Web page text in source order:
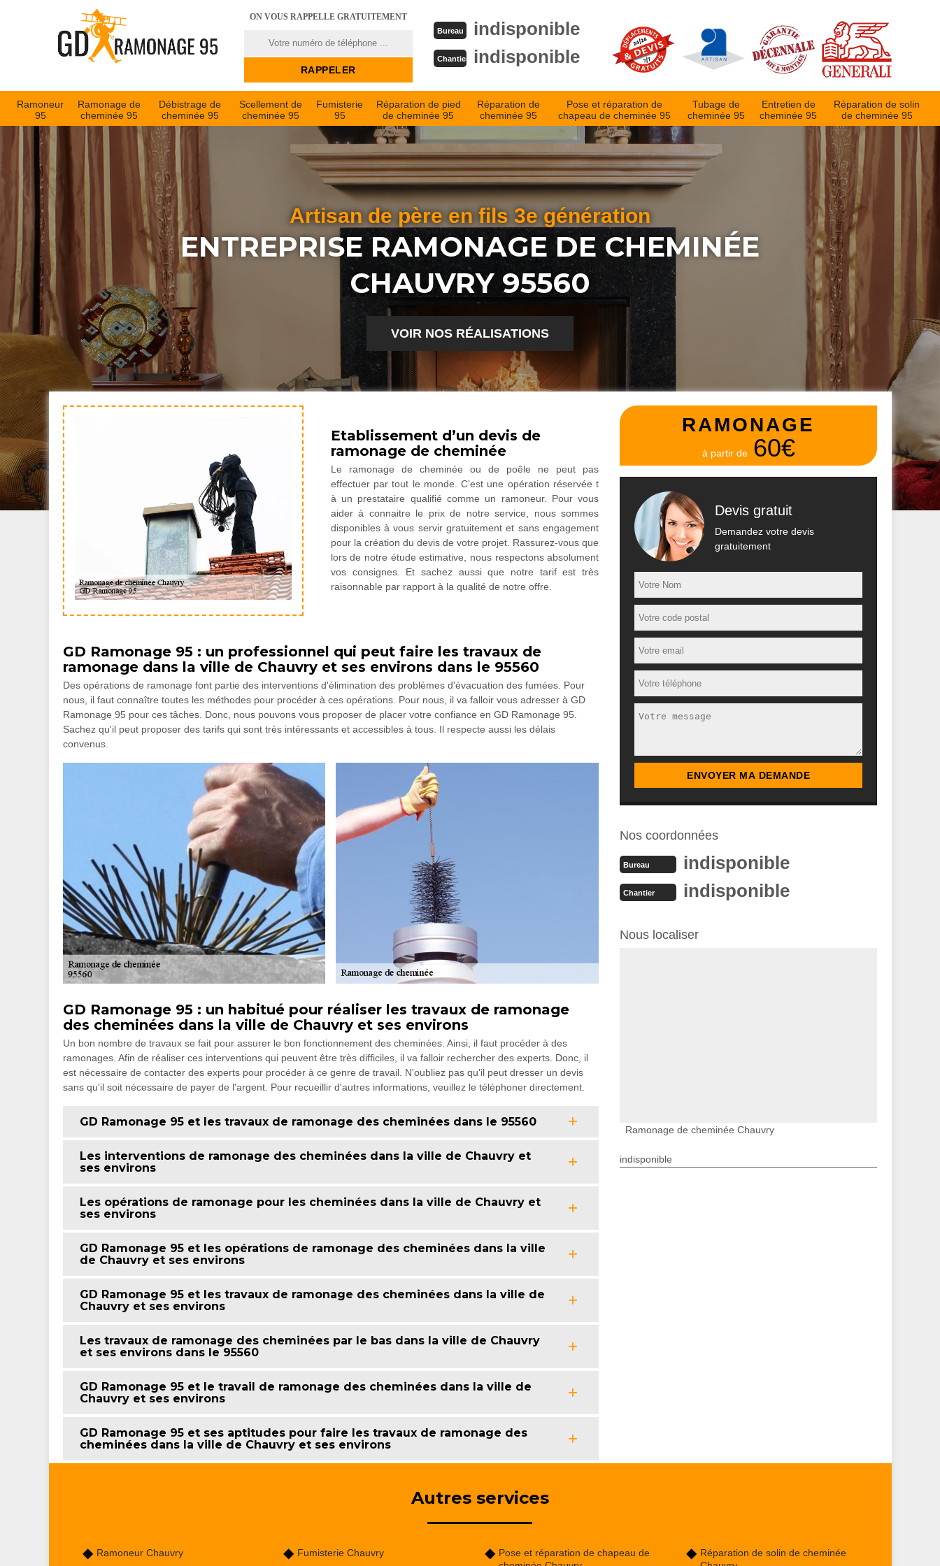
ON VOUS RAPPELLE GRATUITEMENT
Bureau indisponible
Chantier indisponible
Ramoneur
95
Ramonage de
cheminée 95
Débistrage de
cheminée 95
Scellement de
cheminée 95
Fumisterie
95
Réparation de pied
de cheminée 95
Réparation de
cheminée 95
Pose et réparation de
chapeau de cheminée 95
Tubage de
cheminée 95
Entretien de
cheminée 95
Réparation de solin
de cheminée 95
Artisan de père en fils 3e génération
ENTREPRISE RAMONAGE DE CHEMINÉE
CHAUVRY 95560
VOIR NOS RÉALISATIONS
Etablissement d’un devis de
ramonage de cheminée
Le ramonage de cheminée ou de poêle ne peut pas
effectuer par tout le monde. C’est une opération réservée t
à un prestataire qualifié comme un ramoneur. Pour vous
aider à connaitre le prix de notre service, nous sommes
disponibles à vous servir gratuitement et sans engagement
pour la création du devis de votre projet. Rassurez-vous que
lors de notre étude estimative, nous respectons absolument
vos consignes. Et sachez aussi que notre tarif est très
raisonnable par rapport à la qualité de notre offre.
GD Ramonage 95 : un professionnel qui peut faire les travaux de
ramonage dans la ville de Chauvry et ses environs dans le 95560
Des opérations de ramonage font partie des interventions d'élimination des problèmes d'évacuation des fumées. Pour
nous, il faut connaître toutes les méthodes pour procéder à ces opérations. Pour nous, il va falloir vous adresser à GD
Ramonage 95 pour ces tâches. Donc, nous pouvons vous proposer de placer votre confiance en GD Ramonage 95.
Sachez qu'il peut proposer des tarifs qui sont très intéressants et accessibles à tous. Il respecte aussi les délais
convenus.
GD Ramonage 95 : un habitué pour réaliser les travaux de ramonage
des cheminées dans la ville de Chauvry et ses environs
Un bon nombre de travaux se fait pour assurer le bon fonctionnement des cheminées. Ainsi, il faut procéder à des
ramonages. Afin de réaliser ces interventions qui peuvent être très difficiles, il va falloir rechercher des experts. Donc, il
est nécessaire de contacter des experts pour procéder à ce genre de travail. N'oubliez pas qu'il peut dresser un devis
sans qu'il soit nécessaire de payer de l'argent. Pour recueillir d'autres informations, veuillez le téléphoner directement.
GD Ramonage 95 et les travaux de ramonage des cheminées dans le 95560
Les interventions de ramonage des cheminées dans la ville de Chauvry et
ses environs
Les opérations de ramonage pour les cheminées dans la ville de Chauvry et
ses environs
GD Ramonage 95 et les opérations de ramonage des cheminées dans la ville
de Chauvry et ses environs
GD Ramonage 95 et les travaux de ramonage des cheminées dans la ville de
Chauvry et ses environs
Les travaux de ramonage des cheminées par le bas dans la ville de Chauvry
et ses environs dans le 95560
GD Ramonage 95 et le travail de ramonage des cheminées dans la ville de
Chauvry et ses environs
GD Ramonage 95 et ses aptitudes pour faire les travaux de ramonage des
cheminées dans la ville de Chauvry et ses environs
RAMONAGE
à partir de 60€
Devis gratuit
Demandez votre devis
gratuitement
Nos coordonnées
Bureau indisponible
Chantier indisponible
Nous localiser
Ramonage de cheminée Chauvry
indisponible
Autres services
Ramoneur Chauvry Fumisterie Chauvry
Pose et réparation de chapeau de
Réparation de solin de cheminée